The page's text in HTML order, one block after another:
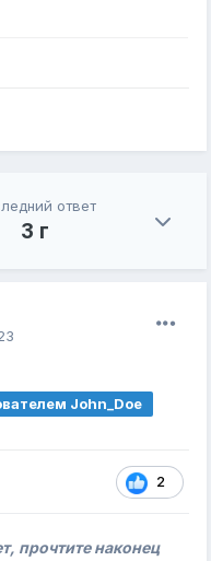
ответ
3 г
John_Doe
2
прочтите наконец